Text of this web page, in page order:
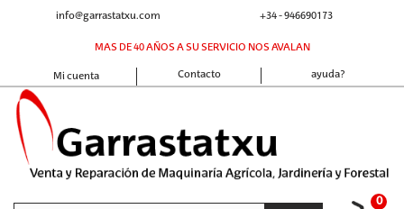
+34 - 946690173
info@garrastatxu.com
MAS DE 40 AÑOS A SU SERVICIO NOS AVALAN
ayuda?
Contacto
Mi cuenta
0